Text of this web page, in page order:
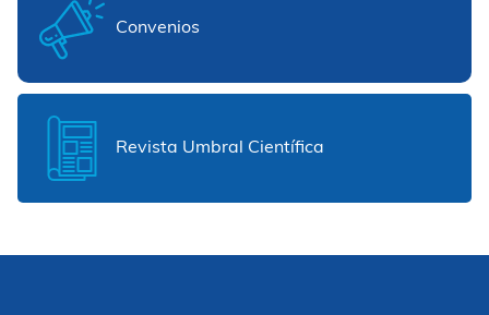
Convenios
Revista Umbral Científica